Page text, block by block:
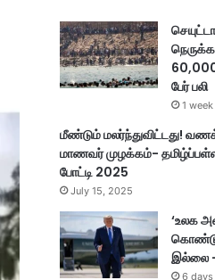
பேர் பலி
1
மீண்டும் மலர்ந்துவிட்டது!
மாணவர் முழக்கம்-
போட்டி 2025
July 15, 2025
‘உலக
இல்லை
6 days